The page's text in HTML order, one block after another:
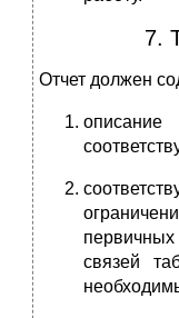
7.
Отчет должен
связей